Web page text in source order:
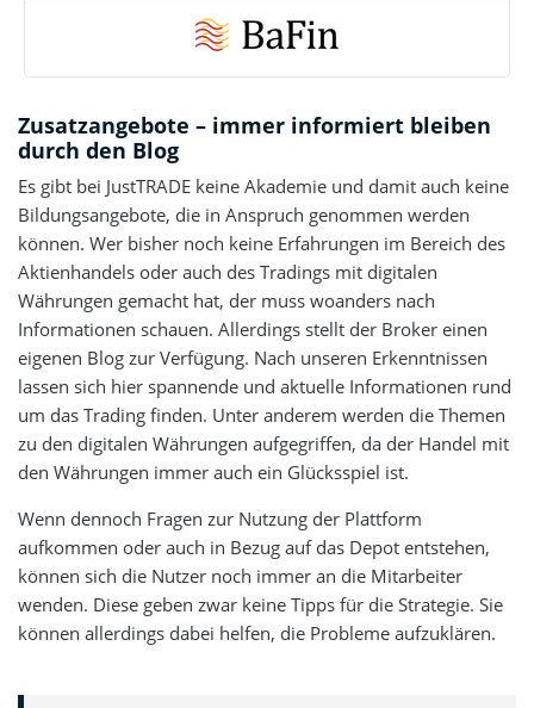
Zusatzangebote – immer informiert bleiben
durch den Blog
Es gibt bei JustTRADE keine Akademie und damit auch keine
Bildungsangebote, die in Anspruch genommen werden
können. Wer bisher noch keine Erfahrungen im Bereich des
Aktienhandels oder auch des Tradings mit digitalen
Währungen gemacht hat, der muss woanders nach
Informationen schauen. Allerdings stellt der Broker einen
eigenen Blog zur Verfügung. Nach unseren Erkenntnissen
lassen sich hier spannende und aktuelle Informationen rund
um das Trading finden. Unter anderem werden die Themen
zu den digitalen Währungen aufgegriffen, da der Handel mit
den Währungen immer auch ein Glücksspiel ist.
Wenn dennoch Fragen zur Nutzung der Plattform
aufkommen oder auch in Bezug auf das Depot entstehen,
können sich die Nutzer noch immer an die Mitarbeiter
wenden. Diese geben zwar keine Tipps für die Strategie. Sie
können allerdings dabei helfen, die Probleme aufzuklären.